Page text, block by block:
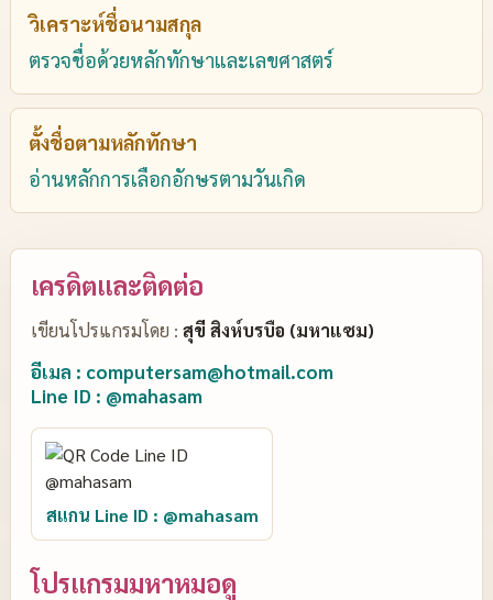
วิเคราะห์ชื่อนามสกุล
ตรวจชื่อด้วยหลักทักษาและเลขศาสตร์
ตั้งชื่อตามหลักทักษา
อ่านหลักการเลือกอักษรตามวันเกิด
เครดิตและติดต่อ
เขียนโปรแกรมโดย : สุขี สิงห์บรบือ (มหาแซม)
อีเมล : computersam@hotmail.com
Line ID : @mahasam
สแกน Line ID : @mahasam
โปรแกรมมหาหมอดู